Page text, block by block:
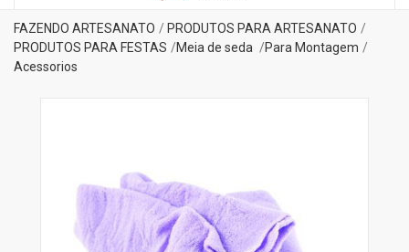
FAZENDO ARTESANATO
PRODUTOS PARA ARTESANATO
PRODUTOS PARA FESTAS
Meia de seda
Para Montagem
Acessorios